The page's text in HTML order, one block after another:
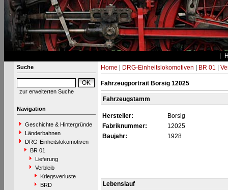
Suche
zur erweiterten Suche
Navigation
Geschichte & Hintergründe
Länderbahnen
DRG-Einheitslokomotiven
BR 01
Lieferung
Verbleib
Kriegsverluste
BRD
Home DRG-Einheitslokomotiven BR 01
Fahrzeugportrait Borsig 12025
Fahrzeugstamm
Hersteller:
Borsig
Fabriknummer:
12025
Baujahr:
1928
Lebenslauf